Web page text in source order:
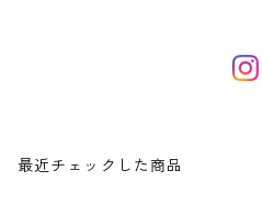
最近チェックした商品